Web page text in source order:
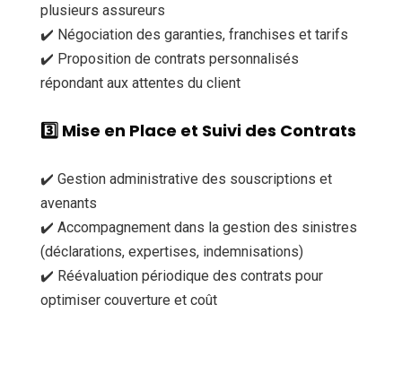
plusieurs assureurs
✔️ Négociation des garanties, franchises et tarifs
✔️ Proposition de contrats personnalisés
répondant aux attentes du client
3️⃣ Mise en Place et Suivi des Contrats
✔️ Gestion administrative des souscriptions et
avenants
✔️ Accompagnement dans la gestion des sinistres
(déclarations, expertises, indemnisations)
✔️ Réévaluation périodique des contrats pour
optimiser couverture et coût